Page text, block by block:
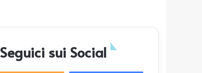
Seguici sui Social